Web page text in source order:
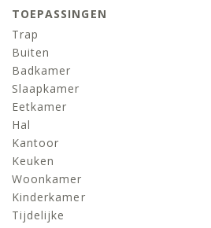
TOEPASSINGEN
Trap
Buiten
Badkamer
Slaapkamer
Eetkamer
Hal
Kantoor
Keuken
Woonkamer
Kinderkamer
Tijdelijke